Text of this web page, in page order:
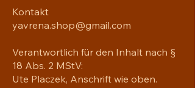
Kontakt
yavrena.shop@gmail.com
Verantwortlich für den Inhalt nach §
18 Abs. 2 MStV:
Ute Placzek, Anschrift wie oben.